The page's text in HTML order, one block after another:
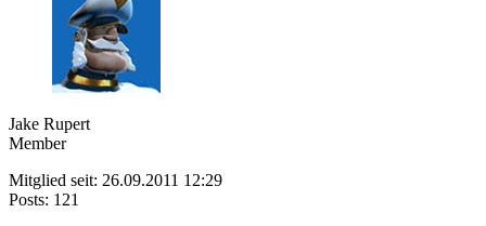
Jake Rupert
Member
Mitglied seit: 26.09.2011 12:29
Posts: 121